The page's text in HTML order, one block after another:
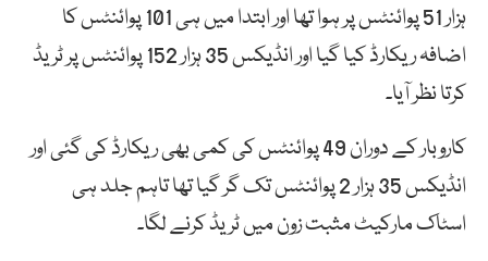
ہزار 51 پوائنٹس پر ہوا تھا اور ابتدا میں ہی 101 پوائنٹس کا
اضافہ ریکارڈ کیا گیا اور انڈیکس 35 ہزار 152 پوائنٹس پر ٹریڈ
کرتا نظر آیا۔
کاروبار کے دوران 49 پوائنٹس کی کمی بھی ریکارڈ کی گئی اور
انڈیکس 35 ہزار 2 پوائنٹس تک گر گیا تھا تاہم جلد ہی
اسٹاک مارکیٹ مثبت زون میں ٹریڈ کرنے لگا۔